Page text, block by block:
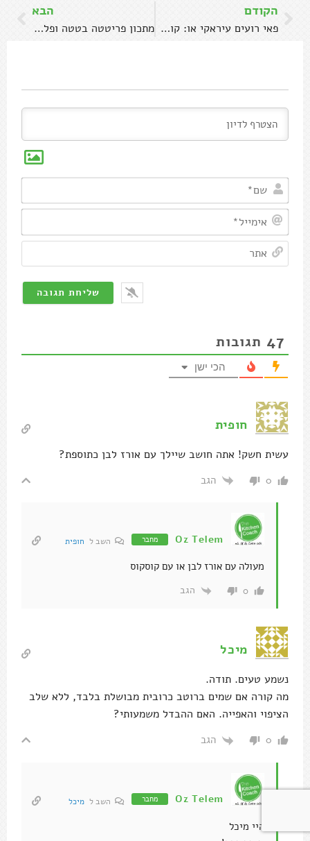
הקודם
פאי רועים עיראקי או: קובה תפוחי אדמה בתבנית
הבא
מתכון פריטטה בטטה ופלפלים
47 תגובות
הכי ישן
חופית
עשית חשק! אתה חושב שיילך עם אורז לבן כתוספת?
0 הגב
Oz Telem מחבר השב ל חופית
מעולה עם אורז לבן או עם קוסקוס
0 הגב
מיכל
נשמע טעים. תודה.
מה קורה אם שמים ברוטב כרובית מבושלת בלבד, ללא שלב
הציפוי והאפייה. האם ההבדל משמעותי?
0 הגב
Oz Telem מחבר השב ל מיכל
היי מיכל